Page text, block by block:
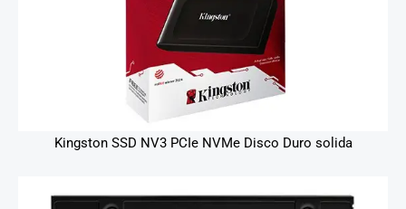
Kingston SSD NV3 PCIe NVMe Disco Duro solida